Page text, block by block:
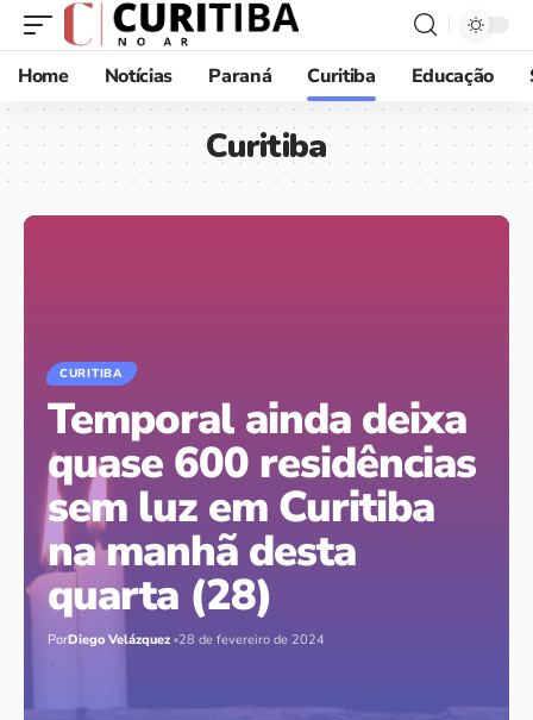
Home Notícias Paraná Curitiba Educação
Curitiba
CURITIBA
Temporal ainda deixa
quase 600 residências
sem luz em Curitiba
na manhã desta
quarta (28)
PorDiego Velázquez 28 de fevereiro de 2024